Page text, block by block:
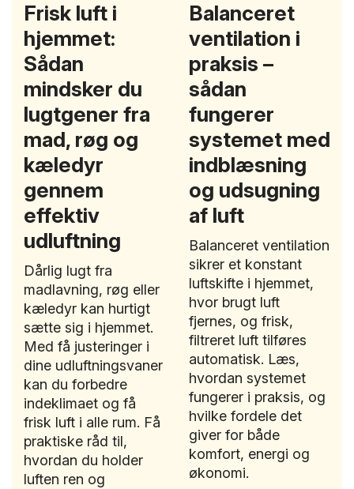
Frisk luft i
hjemmet:
Sådan
mindsker du
lugtgener fra
mad, røg og
kæledyr
gennem
effektiv
udluftning
Dårlig lugt fra
madlavning, røg eller
kæledyr kan hurtigt
sætte sig i hjemmet.
Med få justeringer i
dine udluftningsvaner
kan du forbedre
indeklimaet og få
frisk luft i alle rum. Få
praktiske råd til,
hvordan du holder
luften ren og
Balanceret
ventilation i
praksis –
sådan
fungerer
systemet med
indblæsning
og udsugning
af luft
Balanceret ventilation
sikrer et konstant
luftskifte i hjemmet,
hvor brugt luft
fjernes, og frisk,
filtreret luft tilføres
automatisk. Læs,
hvordan systemet
fungerer i praksis, og
hvilke fordele det
giver for både
komfort, energi og
økonomi.